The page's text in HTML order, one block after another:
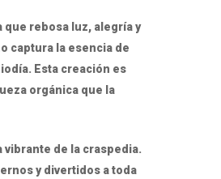
que rebosa luz, alegría y
captura la esencia de
Esta creación es
orgánica que la
de la craspedia.
y divertidos a toda